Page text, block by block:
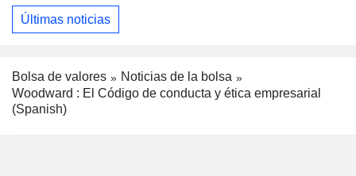
Últimas noticias
Bolsa de valores
Noticias de la bolsa
Woodward : El Código de conducta y ética empresarial
(Spanish)